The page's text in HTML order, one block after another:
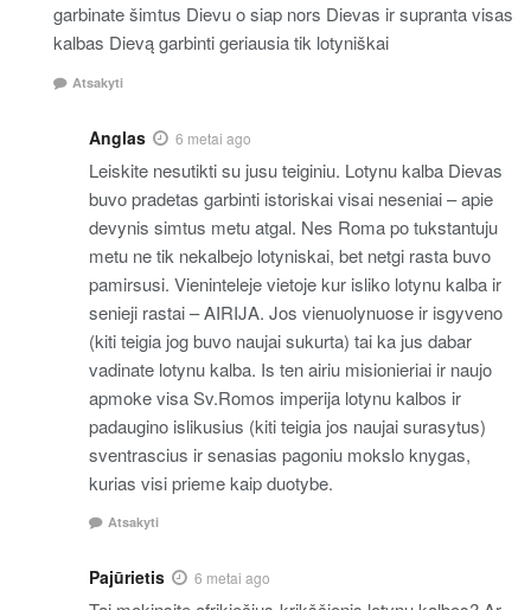
garbinate šimtus Dievu o siap nors Dievas ir supranta visas
kalbas Dievą garbinti geriausia tik lotyniškai
Atsakyti
Anglas 6 metai ago
Leiskite nesutikti su jusu teiginiu. Lotynu kalba Dievas
buvo pradetas garbinti istoriskai visai neseniai – apie
devynis simtus metu atgal. Nes Roma po tukstantuju
metu ne tik nekalbejo lotyniskai, bet netgi rasta buvo
pamirsusi. Vieninteleje vietoje kur isliko lotynu kalba ir
senieji rastai – AIRIJA. Jos vienuolynuose ir isgyveno
(kiti teigia jog buvo naujai sukurta) tai ka jus dabar
vadinate lotynu kalba. Is ten airiu misionieriai ir naujo
apmoke visa Sv.Romos imperija lotynu kalbos ir
padaugino islikusius (kiti teigia jos naujai surasytus)
sventrascius ir senasias pagoniu mokslo knygas,
kurias visi prieme kaip duotybe.
Atsakyti
Pajūrietis 6 metai ago